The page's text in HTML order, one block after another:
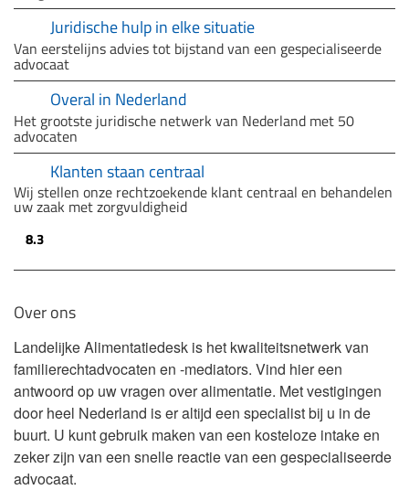
Juridische hulp in elke situatie
Van eerstelijns advies tot bijstand van een gespecialiseerde
advocaat
Overal in Nederland
Het grootste juridische netwerk van Nederland met 50
advocaten
Klanten staan centraal
Wij stellen onze rechtzoekende klant centraal en behandelen
uw zaak met zorgvuldigheid
8.3
Over ons
Landelijke Alimentatiedesk is het kwaliteitsnetwerk van
familierechtadvocaten en -mediators. Vind hier een
antwoord op uw vragen over alimentatie. Met vestigingen
door heel Nederland is er altijd een specialist bij u in de
buurt. U kunt gebruik maken van een kosteloze intake en
zeker zijn van een snelle reactie van een gespecialiseerde
advocaat.